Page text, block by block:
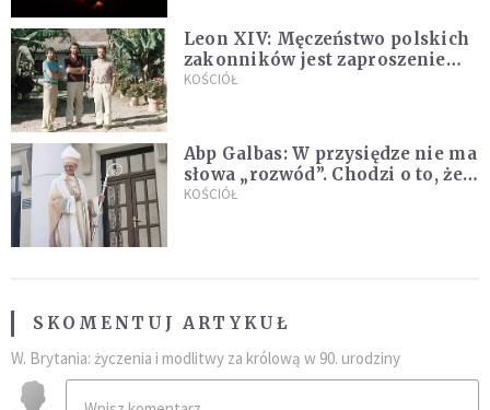
Leon XIV: Męczeństwo polskich
zakonników jest zaproszeniem
do jedności i misji całego
KOŚCIÓŁ
Abp Galbas: W przysiędze nie ma
słowa „rozwód”. Chodzi o to, że
„cię nie opuszczę”
KOŚCIÓŁ
SKOMENTUJ ARTYKUŁ
W. Brytania: życzenia i modlitwy za królową w 90. urodziny